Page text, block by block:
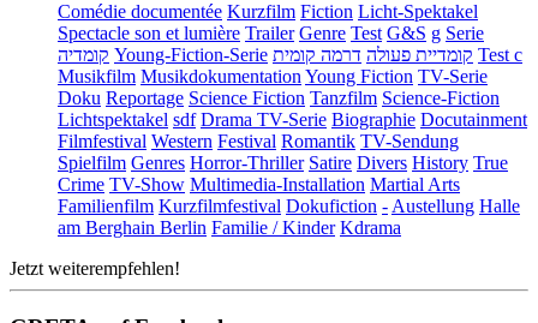
Comédie documentée Kurzfilm Fiction Licht-Spektakel
Spectacle son et lumière Trailer Genre Test G&S g Serie
קומדיה Young-Fiction-Serie קומדיית פעולה דרמה קומית
Test c
Musikfilm Musikdokumentation Young Fiction TV-Serie
Doku Reportage Science Fiction Tanzfilm Science-Fiction
Lichtspektakel sdf Drama TV-Serie Biographie Docutainment
Filmfestival Western Festival Romantik TV-Sendung
Spielfilm Genres Horror-Thriller Satire Divers History True
Crime TV-Show Multimedia-Installation Martial Arts
Familienfilm Kurzfilmfestival Dokufiction - Austellung Halle
am Berghain Berlin Familie / Kinder Kdrama
Jetzt weiterempfehlen!